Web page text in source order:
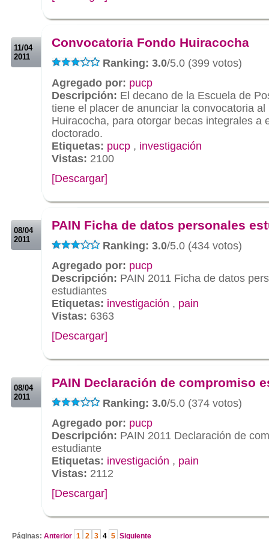
11/04
2011
Convocatoria Fondo Huiracocha
Ranking: 3.0/5.0 (399 votos)
Agregado por: pucp
Descripción: El decano de la Escuela de
tiene el placer de anunciar la convocatoria
Huiracocha, para otorgar becas integrales a
doctorado.
Etiquetas: pucp , investigación
Vistas: 2100
[Descargar]
08/04
2011
PAIN Ficha de datos personales
Ranking: 3.0/5.0 (434 votos)
Agregado por: pucp
Descripción: PAIN 2011 Ficha de datos
estudiantes
Etiquetas: investigación , pain
Vistas: 6363
[Descargar]
08/04
2011
PAIN Declaración de compromiso
Ranking: 3.0/5.0 (374 votos)
Agregado por: pucp
Descripción: PAIN 2011 Declaración de
estudiante
Etiquetas: investigación , pain
Vistas: 2112
[Descargar]
Páginas: Anterior 1 2 3 4 5 Siguiente